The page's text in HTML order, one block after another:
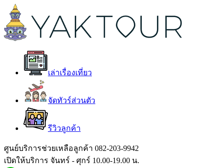
เล่าเรื่องเที่ยว
จัดทัวร์ส่วนตัว
รีวิวลูกค้า
ศูนย์บริการช่วยเหลือลูกค้า 082-203-9942
เปิดให้บริการ จันทร์ - ศุกร์ 10.00-19.00 น.